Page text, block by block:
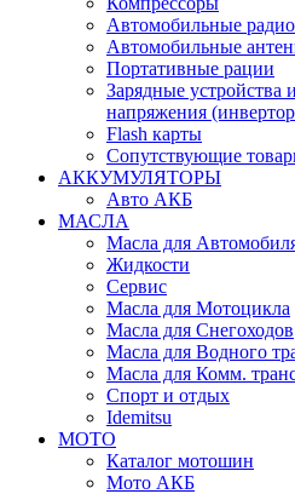
Автомобильные
Автомобильные
Портативные рации
Зарядные устройства
напряжения
Flash карты
Сопутствующие
АККУМУЛЯТОРЫ
Авто АКБ
МАСЛА
Масла для
Жидкости
Сервис
Масла для Мотоцикла
Масла для Снегоходов
Масла для Водного
Масла для Комм.
Спорт и отдых
Idemitsu
МОТО
Каталог мотошин
Мото АКБ